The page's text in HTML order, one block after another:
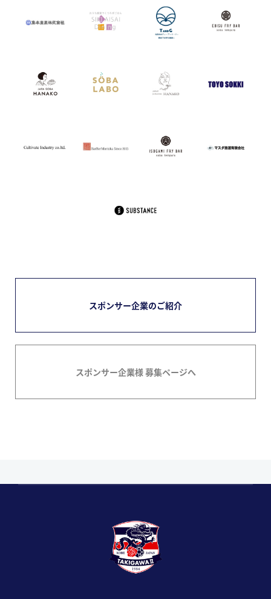
スポンサー企業のご紹介
スポンサー企業様 募集ページへ